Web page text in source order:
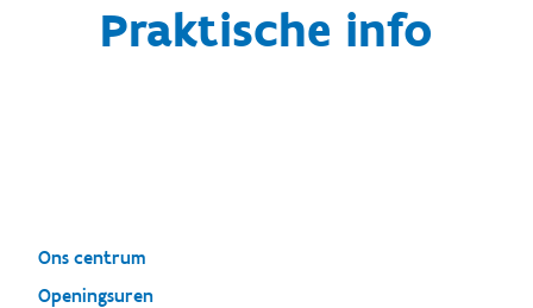
Praktische info
Ons centrum
Openingsuren